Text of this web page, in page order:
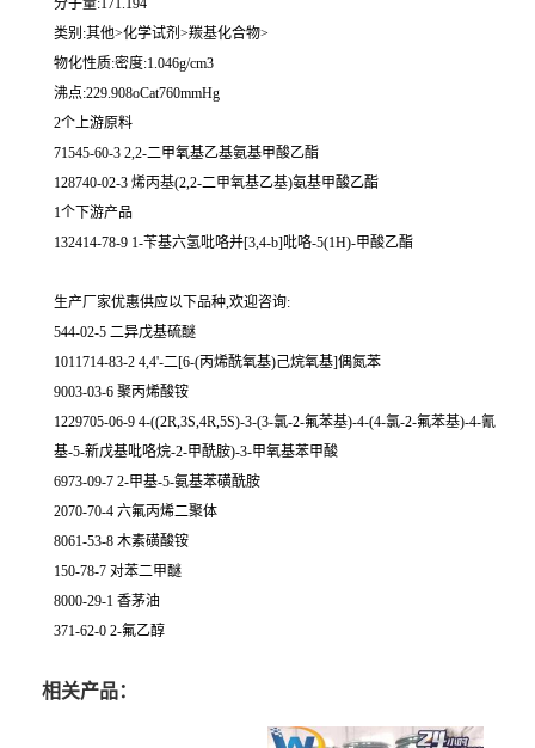
分子量:171.194
类别:其他>化学试剂>羰基化合物>
物化性质:密度:1.046g/cm3
沸点:229.908oCat760mmHg
2个上游原料
71545-60-3 2,2-二甲氧基乙基氨基甲酸乙酯
128740-02-3 烯丙基(2,2-二甲氧基乙基)氨基甲酸乙酯
1个下游产品
132414-78-9 1-苄基六氢吡咯并[3,4-b]吡咯-5(1H)-甲酸乙酯
生产厂家优惠供应以下品种,欢迎咨询:
544-02-5 二异戊基硫醚
1011714-83-2 4,4'-二[6-(丙烯酰氧基)己烷氧基]偶氮苯
9003-03-6 聚丙烯酸铵
1229705-06-9 4-((2R,3S,4R,5S)-3-(3-氯-2-氟苯基)-4-(4-氯-2-氟苯基)-4-氰
基-5-新戊基吡咯烷-2-甲酰胺)-3-甲氧基苯甲酸
6973-09-7 2-甲基-5-氨基苯磺酰胺
2070-70-4 六氟丙烯二聚体
8061-53-8 木素磺酸铵
150-78-7 对苯二甲醚
8000-29-1 香茅油
371-62-0 2-氟乙醇
相关产品：